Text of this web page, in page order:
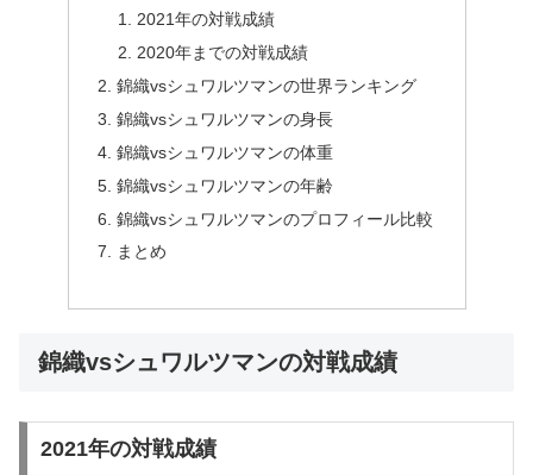
2021年の対戦成績
2020年までの対戦成績
錦織vsシュワルツマンの世界ランキング
錦織vsシュワルツマンの身長
錦織vsシュワルツマンの体重
錦織vsシュワルツマンの年齢
錦織vsシュワルツマンのプロフィール比較
まとめ
錦織vsシュワルツマンの対戦成績
2021年の対戦成績